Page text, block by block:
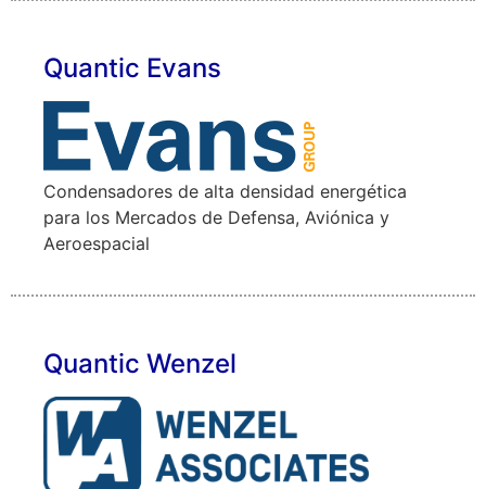
Quantic Evans
Condensadores de alta densidad energética
para los Mercados de Defensa, Aviónica y
Aeroespacial
Quantic Wenzel